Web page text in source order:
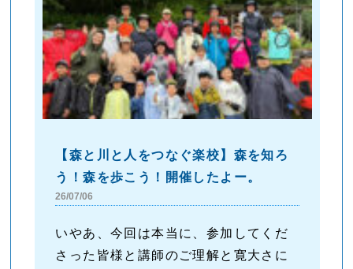
【森と川と人をつなぐ楽校】森を知ろ
う！森を歩こう！開催したよー。
26/07/06
いやあ、今回は本当に、参加してくだ
さった皆様と講師のご理解と寛大さに